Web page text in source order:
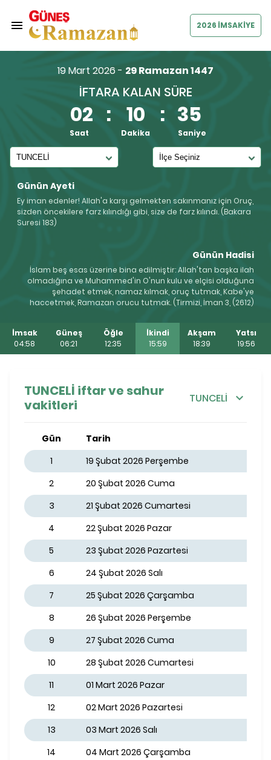
2026 İMSAKİYE
Günün Ayeti
Ey iman edenler! Allah'a karşı gelmekten sakınmanız için Oruç,
sizden öncekilere farz kılındığı gibi, size de farz kılındı. (Bakara
Suresi 183)
19 Mart 2026 - 29 Ramazan 1447
İFTARA KALAN SÜRE
02 : 10 : 34
Saat Dakika Saniye
Günün Hadisi
İslam beş esas üzerine bina edilmiştir: Allah'tan başka ilah
olmadığına ve Muhammed'in O'nun kulu ve elçisi olduğuna
şehadet etmek, namaz kılmak, oruç tutmak, Kabe'ye
haccetmek, Ramazan orucu tutmak. (Tirmizi, İman 3, (2612)
İmsak
04:58
Güneş
06:21
Öğle
12:35
İkindi
15:59
Akşam
18:39
Yatsı
19:56
TUNCELİ iftar ve sahur
vakitleri
TUNCELİ
Gün Tarih
1
19 Şubat 2026 Perşembe
2
20 Şubat 2026 Cuma
3
21 Şubat 2026 Cumartesi
4
22 Şubat 2026 Pazar
5
23 Şubat 2026 Pazartesi
6
24 Şubat 2026 Salı
7
25 Şubat 2026 Çarşamba
8
26 Şubat 2026 Perşembe
9
27 Şubat 2026 Cuma
10
28 Şubat 2026 Cumartesi
11
01 Mart 2026 Pazar
12
02 Mart 2026 Pazartesi
13
03 Mart 2026 Salı
14
04 Mart 2026 Çarşamba